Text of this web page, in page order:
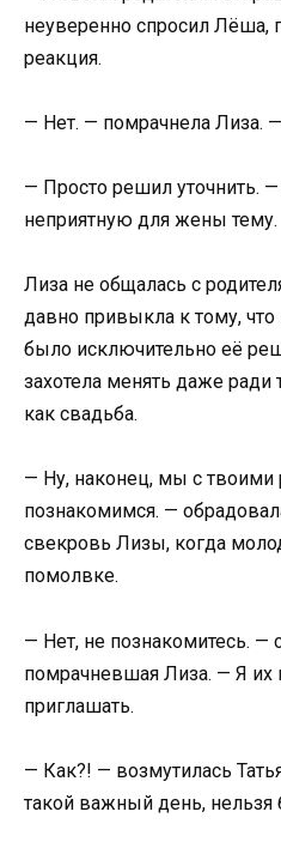
неуверенно спросил Лёша,
реакция.
— Нет. — помрачнела Лиза.
— Просто решил уточнить.
неприятную для жены тему.
Лиза не общалась с
давно привыкла к тому,
было исключительно её
захотела менять даже ради
как свадьба.
— Ну, наконец, мы с твоими
познакомимся. —
свекровь Лизы, когда
помолвке.
— Нет, не познакомитесь. —
помрачневшая Лиза. — Я их
приглашать.
— Как?! — возмутилась
такой важный день, нельзя